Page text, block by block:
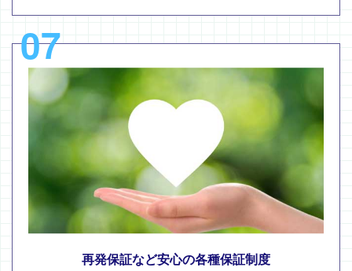
07
再発保証など安心の各種保証制度